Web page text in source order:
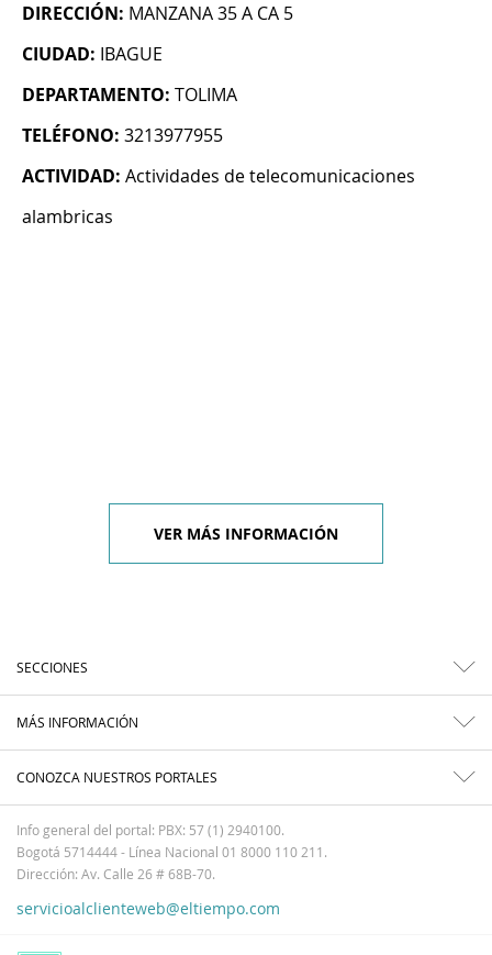
DIRECCIÓN: MANZANA 35 A CA 5
CIUDAD: IBAGUE
DEPARTAMENTO: TOLIMA
TELÉFONO: 3213977955
ACTIVIDAD: Actividades de telecomunicaciones
alambricas
VER MÁS INFORMACIÓN
SECCIONES
MÁS INFORMACIÓN
CONOZCA NUESTROS PORTALES
Info general del portal: PBX: 57 (1) 2940100.
Bogotá 5714444 - Línea Nacional 01 8000 110 211.
Dirección: Av. Calle 26 # 68B-70.
servicioalclienteweb@eltiempo.com